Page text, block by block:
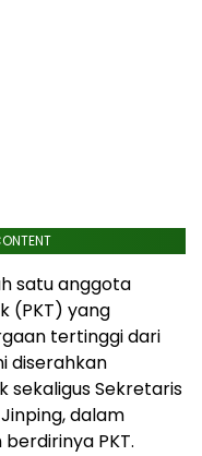
satu anggota
(PKT) yang
tertinggi dari
diserahkan
sekaligus Sekretaris
dalam
PKT.